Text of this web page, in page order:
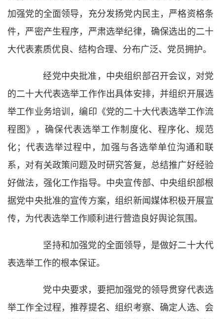
加强党的全面领导，充分发扬党内民主，严格资格条
件，严密产生程序，严肃选举纪律，确保选出的二十
大代表素质优良、结构合理、分布广泛、党员拥护。
经党中央批准，中央组织部召开会议，对党
的二十大代表选举工作作出具体安排，并组织开展选
举工作业务培训，编印《党的二十大代表选举工作流
程图》，确保代表选举工作制度化、程序化、规范
化；代表选举过程中，加强与各选举单位沟通和联
系，对有关政策问题及时研究答复，总结推广好经验
好做法，强化工作指导。中央宣传部、中央组织部根
据党中央批准的宣传方案，组织新闻媒体积极开展宣
传，为代表选举工作顺利进行营造良好舆论氛围。
坚持和加强党的全面领导，是做好二十大代
表选举工作的根本保证。
党中央要求，要把加强党的领导贯穿代表选
举工作全过程，推荐提名、组织考察、确定人选、会